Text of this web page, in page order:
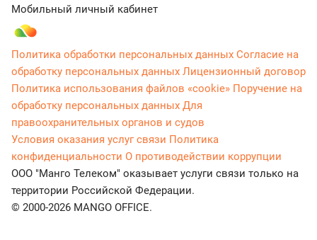
Мобильный личный кабинет
Политика обработки персональных данных Согласие на
обработку персональных данных Лицензионный договор
Политика использования файлов «cookie» Поручение на
обработку персональных данных Для
правоохранительных органов и судов
Условия оказания услуг связи Политика
конфиденциальности О противодействии коррупции
ООО "Манго Телеком" оказывает услуги связи только на
территории Российской Федерации.
© 2000-2026 MANGO OFFICE.